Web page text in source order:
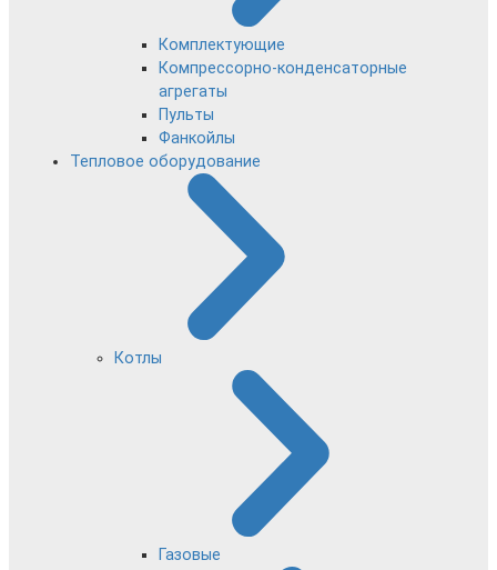
Комплектующие
Компрессорно-конденсаторные
агрегаты
Пульты
Фанкойлы
Тепловое оборудование
Котлы
Газовые